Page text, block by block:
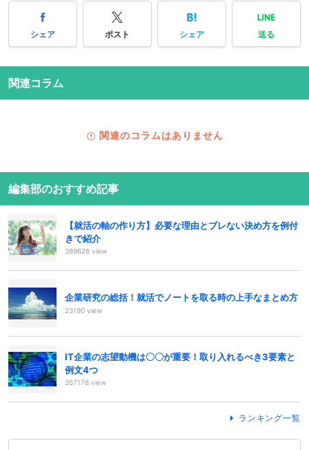
シェア ポスト シェア 送る
関連コラム
関連のコラムはありません
編集部のおすすめ記事
【就活の軸の作り方】必要な理由とブレない決め方を例付
きで紹介
389626 view
企業研究の総括！就活でノートを取る時の上手なまとめ方
23190 view
IT企業の志望動機は〇〇が重要！取り入れるべき3要素と
例文4つ
357178 view
ランキング一覧